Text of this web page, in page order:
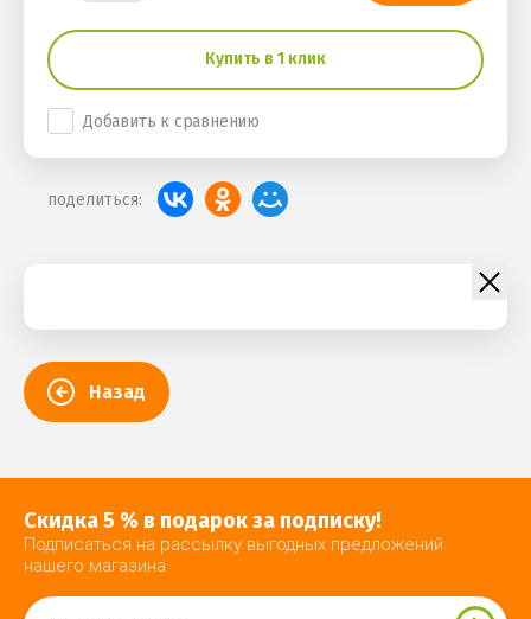
Купить в 1 клик
Добавить к сравнению
поделиться:
Назад
Скидка 5 % в подарок за подписку!
Подписаться на рассылку выгодных предложений
нашего магазина